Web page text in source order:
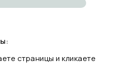
страницы и кликаете